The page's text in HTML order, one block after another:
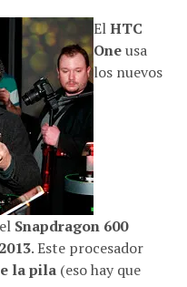
ElHTC
Oneusa
los nuevos
Snapdragon 600
. Este procesador
la pila (eso hay que